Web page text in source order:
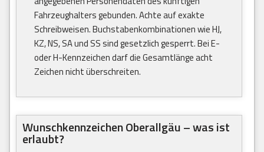
Fahrzeughalters gebunden. Achte auf exakte
Schreibweisen. Buchstabenkombinationen wie HJ,
KZ, NS, SA und SS sind gesetzlich gesperrt. Bei E-
oder H-Kennzeichen darf die Gesamtlänge acht
Zeichen nicht überschreiten.
Wunschkennzeichen Oberallgäu – was ist
erlaubt?